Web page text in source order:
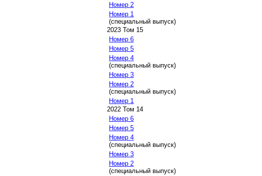
Номер 2
Номер 1
(специальный выпуск)
2023 Том 15
Номер 6
Номер 5
Номер 4
(специальный выпуск)
Номер 3
Номер 2
(специальный выпуск)
Номер 1
2022 Том 14
Номер 6
Номер 5
Номер 4
(специальный выпуск)
Номер 3
Номер 2
(специальный выпуск)